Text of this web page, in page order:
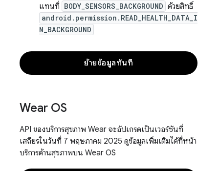
แทนที่ BODY_SENSORS_BACKGROUND ด้วยสิทธิ์
android.permission.READ_HEALTH_DATA_I
N_BACKGROUND
ย้ายข้อมูลทันที
Wear OS
API ของบริการสุขภาพ Wear จะอัปเกรดเป็นเวอร์ชันที่
เสถียรในวันที่ 7 พฤษภาคม 2025 ดูข้อมูลเพิ่มเติมได้ที่หน้า
บริการด้านสุขภาพบน Wear OS